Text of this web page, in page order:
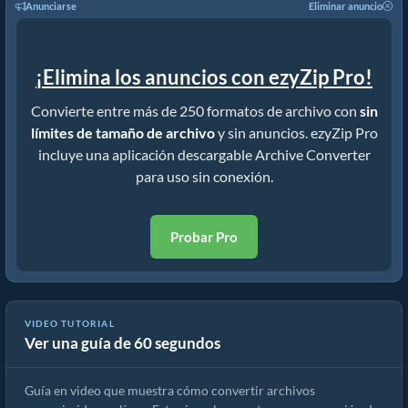
Anunciarse Eliminar anuncio
¡Elimina los anuncios con ezyZip Pro!
Convierte entre más de 250 formatos de archivo con sin
límites de tamaño de archivoy sin anuncios. ezyZip Pro
incluye una aplicación descargable Archive Converter
para uso sin conexión.
Probar Pro
VIDEO TUTORIAL
Ver una guía de 60 segundos
Cómo convertir archivos comprimidos usando ezyZip
Guía en video que muestra cómo convertir archivos